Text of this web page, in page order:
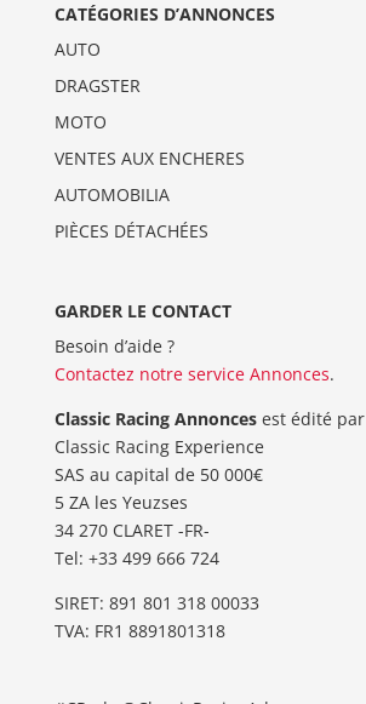
CATÉGORIES D’ANNONCES
AUTO
DRAGSTER
MOTO
VENTES AUX ENCHERES
AUTOMOBILIA
PIÈCES DÉTACHÉES
GARDER LE CONTACT
Besoin d’aide ?
Contactez notre service Annonces.
Classic Racing Annoncesest édité par
Classic Racing Experience
SAS au capital de 50 000€
5 ZA les Yeuzses
34 270 CLARET -FR-
Tel: ‭+33 499 666 724‬
SIRET: 891 801 318 00033
TVA: FR1 8891801318